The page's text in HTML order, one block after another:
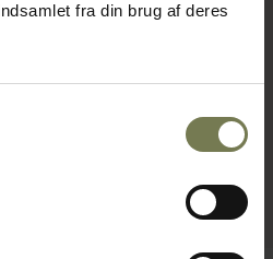
fra din brug af deres